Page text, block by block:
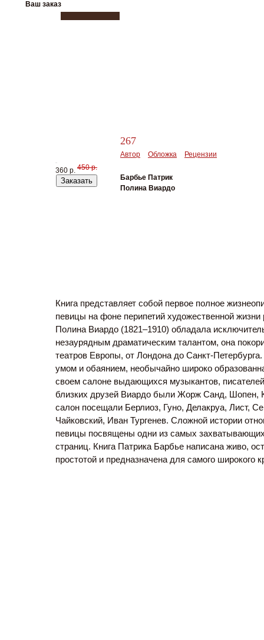
Ваш заказ
360 р. 450 р.
Заказать
267
Автор Обложка Рецензии
Барбье Патрик
Полина Виардо
Книга представляет собой первое полное
певицы на фоне перипетий художественной жизни
Полина Виардо (1821–1910) обладала
незаурядным драматическим талантом, она
театров Европы, от Лондона до Санкт-
умом и обаянием, необычайно широко
своем салоне выдающихся музыкантов,
близких друзей Виардо были Жорж Санд, Шопен,
салон посещали Берлиоз, Гуно, Делакруа, Лист,
Чайковский, Иван Тургенев. Сложной истории
певицы посвящены одни из самых
страниц. Книга Патрика Барбье написана живо,
простотой и предназначена для самого широкого